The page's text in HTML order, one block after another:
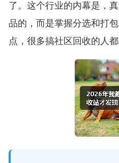
了。这个行业的内幕是，
品的，而是掌握分选和打
点，很多搞社区回收的人都